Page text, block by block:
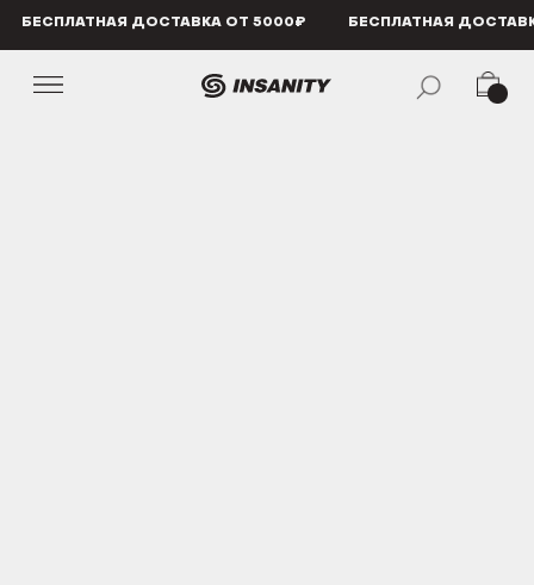
БЕСПЛАТНАЯ ДОСТАВКА ОТ 5000₽ БЕСПЛАТНАЯ ДОСТАВКА ОТ 5000₽